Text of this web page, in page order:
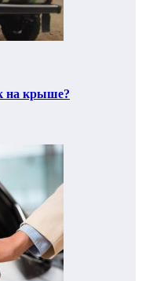
на крыше?